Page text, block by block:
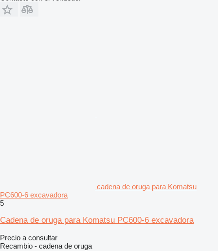
cadena de oruga para Komatsu
PC600-6 excavadora
5
Cadena de oruga para Komatsu PC600-6 excavadora
Precio a consultar
Recambio - cadena de oruga